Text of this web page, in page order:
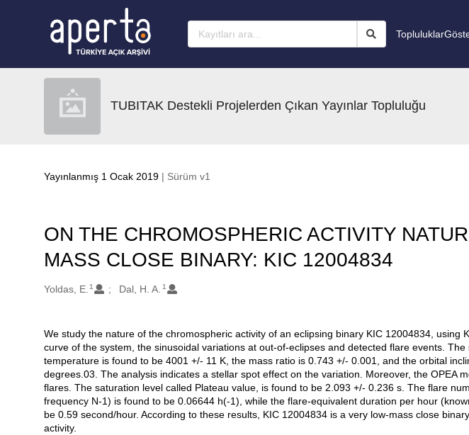
Topluluklar
TUBITAK Destekli Projelerden Çıkan Yayınlar Topluluğu
Yayınlanmış 1 Ocak 2019 | Sürüm v1
ON THE CHROMOSPHERIC ACTIVITY
MASS CLOSE BINARY: KIC 12004834
Oluşturanlar
Yoldas, E. 1 Dal, H. A. 1
Açıklama
We study the nature of the chromospheric activity of an eclipsing binary KIC 12004834, using
curve of the system, the sinusoidal variations at out-of-eclipses and detected flare events.
temperature is found to be 4001 +/- 11 K, the mass ratio is 0.743 +/- 0.001, and the orbital
degrees.03. The analysis indicates a stellar spot effect on the variation. Moreover, the OPEA
flares. The saturation level called Plateau value, is found to be 2.093 +/- 0.236 s. The flare
frequency N-1) is found to be 0.06644 h(-1), while the flare-equivalent duration per hour
be 0.59 second/hour. According to these results, KIC 12004834 is a very low-mass close
activity.